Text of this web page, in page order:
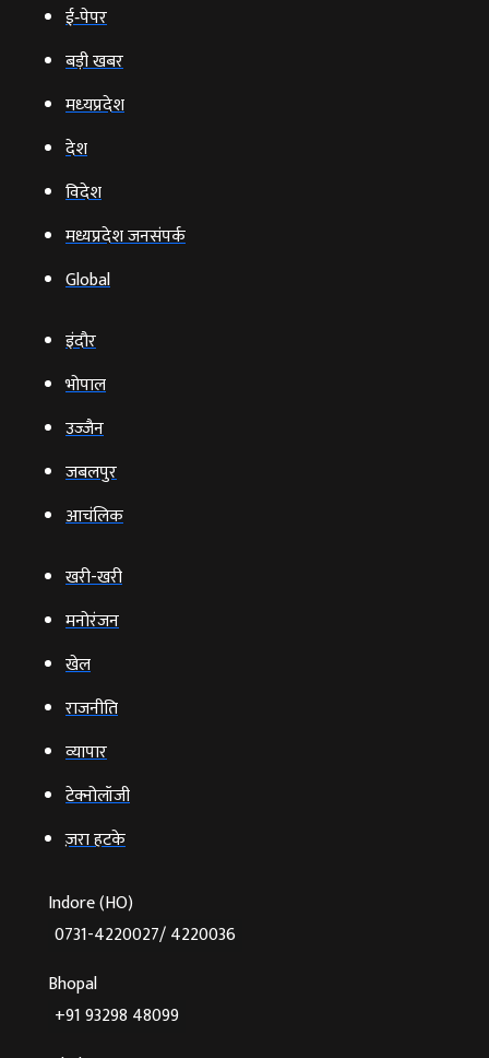
ई‑पेपर
बड़ी खबर
मध्‍यप्रदेश
देश
विदेश
मध्यप्रदेश जनसंपर्क
Global
इंदौर
भोपाल
उज्‍जैन
जबलपुर
आचंलिक
खरी-खरी
मनोरंजन
खेल
राजनीति
व्‍यापार
टेक्‍नोलॉजी
ज़रा हटके
Indore (HO)
0731-4220027/ 4220036
Bhopal
+91 93298 48099